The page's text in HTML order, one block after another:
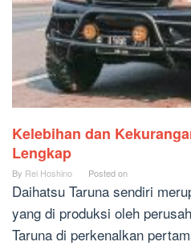
Kelebihan dan
Lengkap
By Rei Hoshino Posted on
Daihatsu Taruna sendiri
yang di produksi oleh
Taruna di perkenalkan